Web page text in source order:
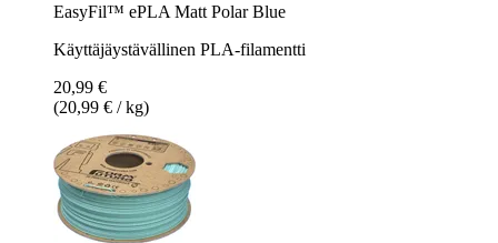
EasyFil™ ePLA Matt Polar Blue
Käyttäjäystävällinen PLA-filamentti
20,99 €
(20,99 € / kg)